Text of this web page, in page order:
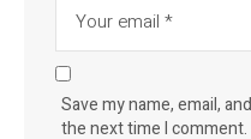
Save my name, email,
the next time I comment.